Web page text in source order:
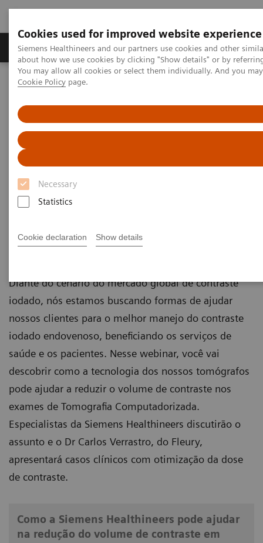
Cookies used for improved website experience
Siemens Healthineers and our partners use cookies and other
about how we use cookies by clicking "Show details" or by
You may allow all cookies or select them individually. And you
Cookie Policy page.
Necessary
Statistics
Cookie declaration Show details
Produtos e serviços Especialidades Clínicas e
Siemens Healthineers Brasil
Webinar: Redução do volume de contraste nos exames de
Tomografia Computadorizada
Vídeo: Redução do volume de contraste nos exames de TC
Vídeo: Redução do volume de
contraste iodado na CT
às 19h
Diante do cenário do mercado global de contraste
iodado, nós estamos buscando formas de ajudar
nossos clientes para o melhor manejo do contraste
iodado endovenoso, beneficiando os serviços de
saúde e os pacientes. Nesse webinar, você vai
descobrir como a tecnologia dos nossos tomógrafos
pode ajudar a reduzir o volume de contraste nos
exames de Tomografia Computadorizada.
Especialistas da Siemens Healthineers discutirão o
assunto e o Dr Carlos Verrastro, do Fleury,
apresentará casos clínicos com otimização da dose
de contraste.
Como a Siemens Healthineers pode ajudar
na redução do volume de contraste em